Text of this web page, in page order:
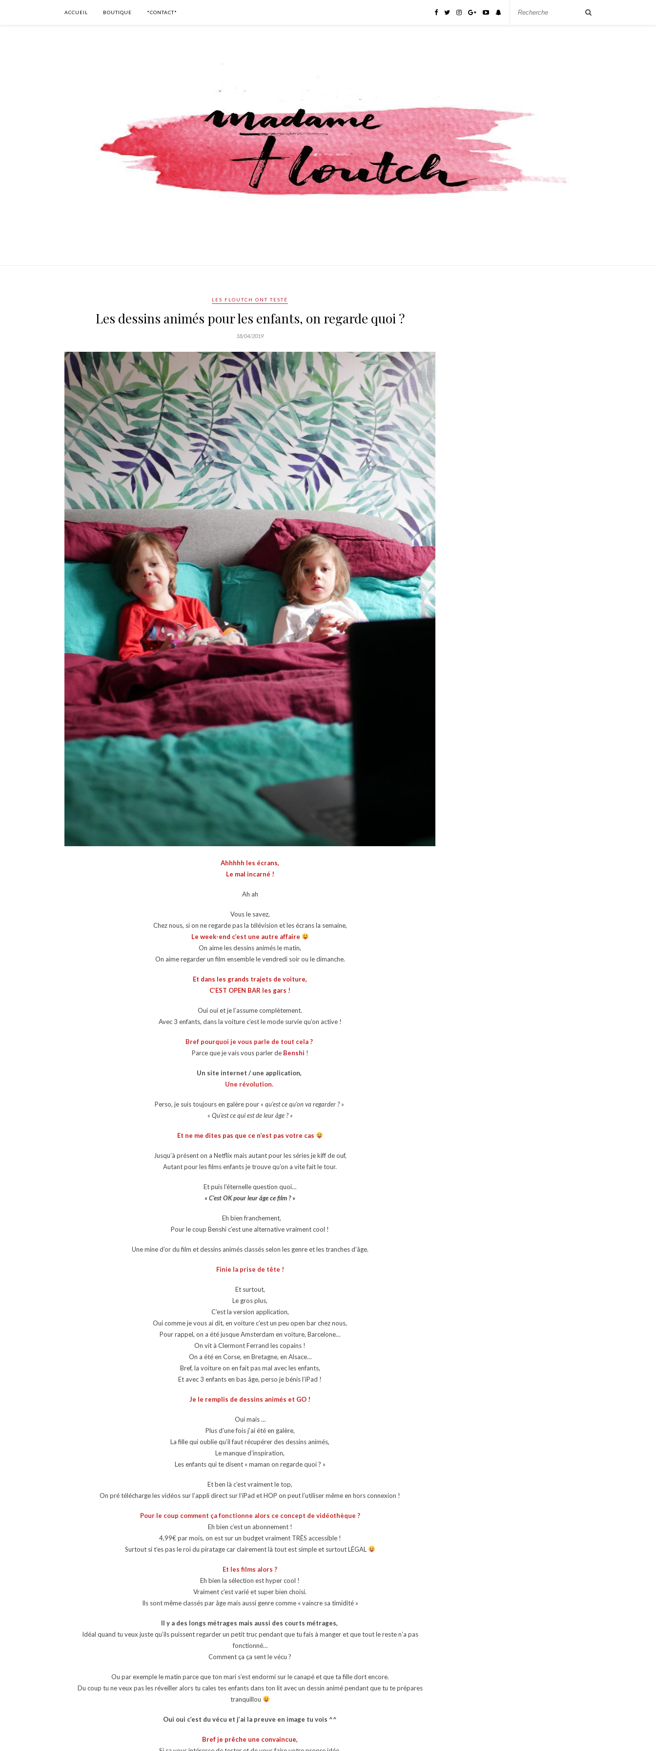
ACCUEIL BOUTIQUE *CONTACT*
LES FLOUTCH ONT TESTÉ
Les dessins animés pour les enfants, on regarde quoi ?
18/04/2019
Ahhhhh les écrans,
Le mal incarné !
Ah ah
Vous le savez,
Chez nous, si on ne regarde pas la télévision et les écrans la semaine,
Le week-end c’est une autre affaire
On aime les dessins animés le matin,
On aime regarder un film ensemble le vendredi soir ou le dimanche.
Et dans les grands trajets de voiture,
C’EST OPEN BAR les gars !
Oui oui et je l’assume complètement.
Avec 3 enfants, dans la voiture c’est le mode survie qu’on active !
Bref pourquoi je vous parle de tout cela ?
Parce que je vais vous parler de Benshi !
Un site internet / une application,
Une révolution.
Perso, je suis toujours en galère pour « qu’est ce qu’on va regarder ? »
« Qu’est ce qui est de leur âge ? »
Et ne me dites pas que ce n’est pas votre cas
Jusqu’à présent on a Netflix mais autant pour les séries je kiff de ouf,
Autant pour les films enfants je trouve qu’on a vite fait le tour.
Et puis l’éternelle question quoi…
« C’est OK pour leur âge ce film ? »
Eh bien franchement,
Pour le coup Benshi c’est une alternative vraiment cool !
Une mine d’or du film et dessins animés classés selon les genre et les tranches d’âge.
Finie la prise de tête !
Et surtout,
Le gros plus,
C’est la version application,
Oui comme je vous ai dit, en voiture c’est un peu open bar chez nous,
Pour rappel, on a été jusque Amsterdam en voiture, Barcelone…
On vit à Clermont Ferrand les copains !
On a été en Corse, en Bretagne, en Alsace…
Bref, la voiture on en fait pas mal avec les enfants,
Et avec 3 enfants en bas âge, perso je bénis l’iPad !
Je le remplis de dessins animés et GO !
Oui mais …
Plus d’une fois j’ai été en galère,
La fille qui oublie qu’il faut récupérer des dessins animés,
Le manque d’inspiration,
Les enfants qui te disent « maman on regarde quoi ? »
Et ben là c’est vraiment le top,
On pré télécharge les vidéos sur l’appli direct sur l’iPad et HOP on peut l’utiliser même en hors connexion !
Pour le coup comment ça fonctionne alors ce concept de vidéothèque ?
Eh bien c’est un abonnement !
4,99€ par mois, on est sur un budget vraiment TRÈS accessible !
Surtout si t’es pas le roi du piratage car clairement là tout est simple et surtout LÉGAL
Et les films alors ?
Eh bien la sélection est hyper cool !
Vraiment c’est varié et super bien choisi.
Ils sont même classés par âge mais aussi genre comme « vaincre sa timidité »
Il y a des longs métrages mais aussi des courts métrages,
Idéal quand tu veux juste qu’ils puissent regarder un petit truc pendant que tu fais à manger et que tout le reste n’a pas
fonctionné…
Comment ça ça sent le vécu ?
Ou par exemple le matin parce que ton mari s’est endormi sur le canapé et que ta fille dort encore.
Du coup tu ne veux pas les réveiller alors tu cales tes enfants dans ton lit avec un dessin animé pendant que tu te prépares
tranquillou
Oui oui c’est du vécu et j’ai la preuve en image tu vois ^^
Bref je prêche une convaincue,